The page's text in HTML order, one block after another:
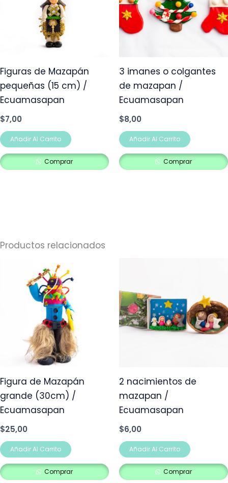
Figuras de Mazapán
pequeñas (15 cm) /
Ecuamasapan
$7,00
Añadir Al Carrito
Comprar
3 imanes o colgantes
de mazapan /
Ecuamasapan
$8,00
Añadir Al Carrito
Comprar
Productos relacionados
Figura de Mazapán
grande (30cm) /
Ecuamasapan
$25,00
Añadir Al Carrito
Comprar
2 nacimientos de
mazapan /
Ecuamasapan
$6,00
Añadir Al Carrito
Comprar